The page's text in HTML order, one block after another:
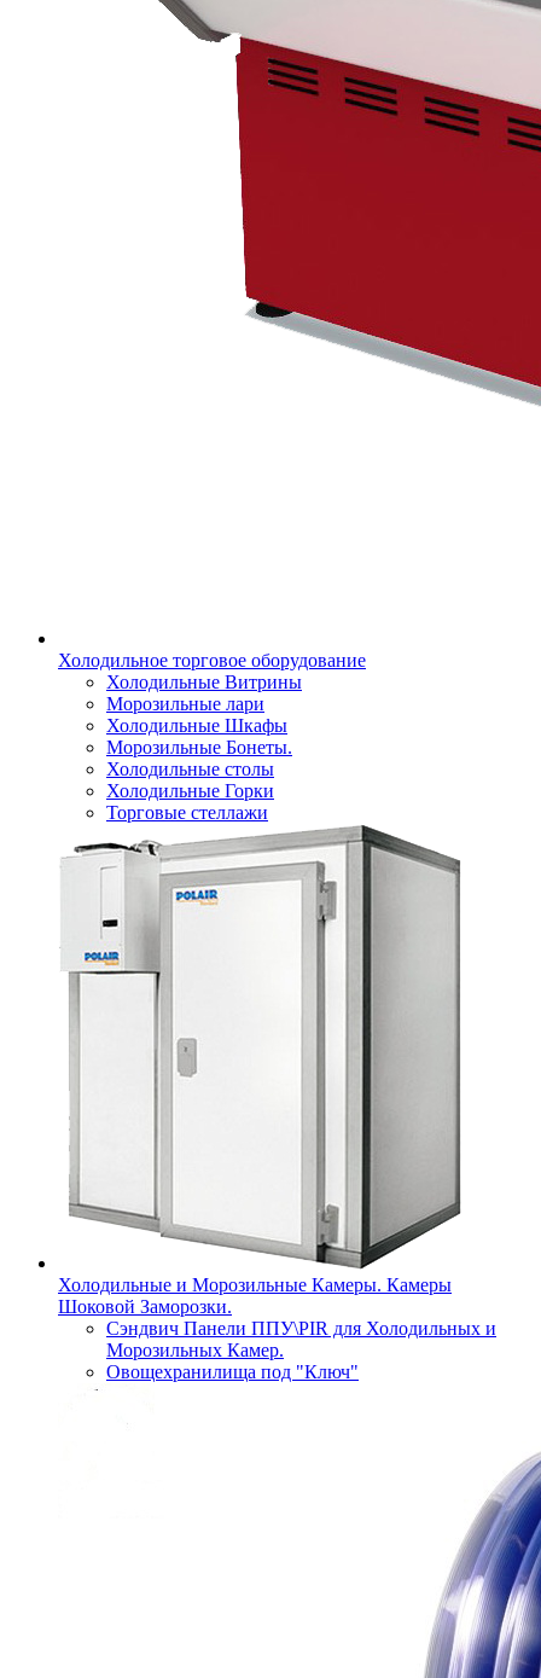
Холодильное торговое оборудование
Холодильные Витрины
Морозильные лари
Холодильные Шкафы
Морозильные Бонеты.
Холодильные столы
Холодильные Горки
Торговые стеллажи
Холодильные и Морозильные Камеры. Камеры
Шоковой Заморозки.
Сэндвич Панели ППУ\PIR для Холодильных и
Морозильных Камер.
Овощехранилища под "Ключ"